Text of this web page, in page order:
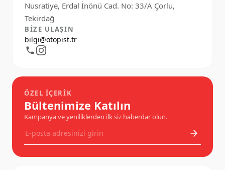
Nusratiye, Erdal İnönü Cad. No: 33/A Çorlu,
BIZE ULAŞIN
bilgi@otopist.tr
ÖZEL İÇERIK
Bültenimize Katılın
Kampanya ve yeniliklerden ilk siz haberdar olun.